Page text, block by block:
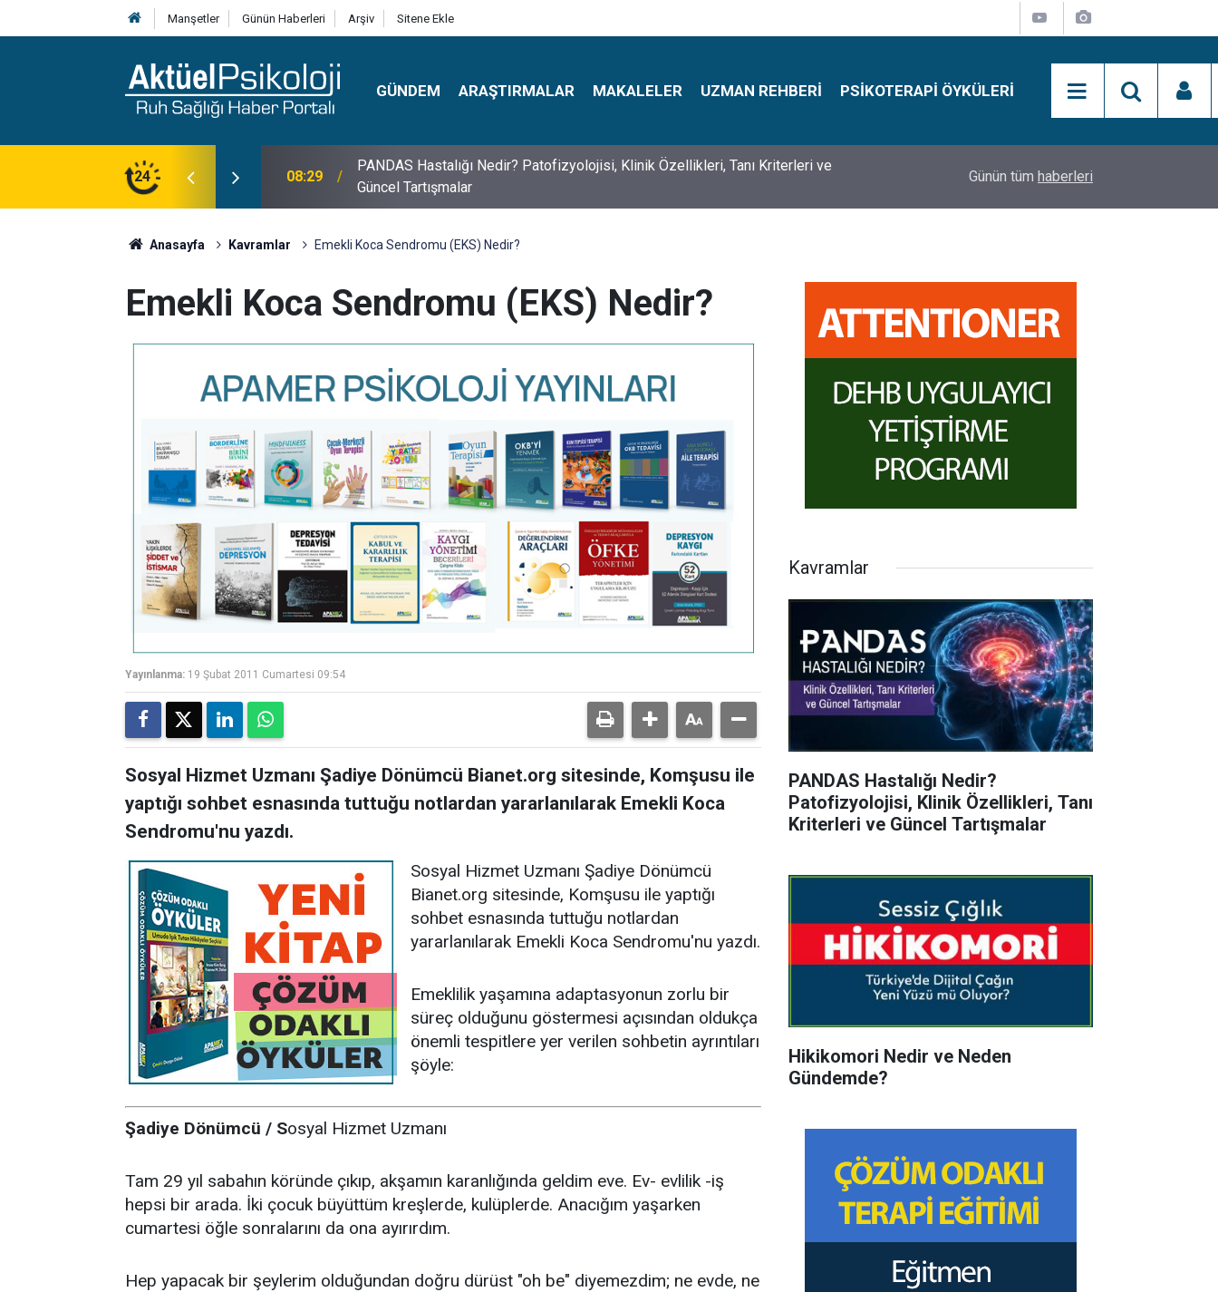
Manşetler Günün Haberleri Arşiv Sitene Ekle
GÜNDEM ARAŞTIRMALAR MAKALELER UZMAN REHBERI PSIKOTERAPI ÖYKÜLERI
24
Güncel Tartışmalar
10:30
10 Mayıs Psikologlar Günü Nasıl Ortaya Çıktı? 10 Mayıs Tarihinin Hikayesi Simon Says Dikkat Programı Nedir?
Günün tüm haberleri
Anasayfa Kavramlar Emekli Koca Sendromu (EKS) Nedir?
Emekli Koca Sendromu (EKS) Nedir?
Yayınlanma: 19 Şubat 2011 Cumartesi 09:54
Sosyal Hizmet Uzmanı Şadiye Dönümcü Bianet.org sitesinde, Komşusu ile
yaptığı sohbet esnasında tuttuğu notlardan yararlanılarak Emekli Koca
Sendromu'nu yazdı.
Sosyal Hizmet Uzmanı Şadiye Dönümcü
Bianet.org sitesinde, Komşusu ile yaptığı
sohbet esnasında tuttuğu notlardan
yararlanılarak Emekli Koca Sendromu'nu yazdı.
Emeklilik yaşamına adaptasyonun zorlu bir
süreç olduğunu göstermesi açısından oldukça
önemli tespitlere yer verilen sohbetin ayrıntıları
şöyle:
Şadiye Dönümcü / Sosyal Hizmet Uzmanı
Tam 29 yıl sabahın köründe çıkıp, akşamın karanlığında geldim eve. Ev- evlilik -iş
hepsi bir arada. İki çocuk büyüttüm kreşlerde, kulüplerde. Anacığım yaşarken
cumartesi öğle sonralarını da ona ayırırdım.
Hep yapacak bir şeylerim olduğundan doğru dürüst "oh be" diyemezdim; ne evde, ne
Kavramlar
PANDAS Hastalığı Nedir?
Patofizyolojisi, Klinik Özellikleri, Tanı
Kriterleri ve Güncel Tartışmalar
Hikikomori Nedir ve Neden
Gündemde?